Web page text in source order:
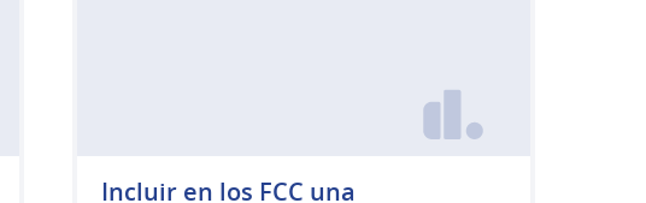
Incluir en los FCC una